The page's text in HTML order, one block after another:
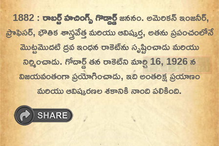
Skip
to
content
On This Day
Today in History | On This Day | This Day in
History | Today in India | What Happened
Today in India | Charitralo eroju | charitra lo
eroju |
1882 :రాబర్ట్ హచింగ్స్ గొడ్దార్డ్జననం. అమెరికన్ ఇంజనీర్,
ప్రొఫెసర్, భౌతిక శాస్త్రవేత్త మరియు ఆవిష్కర్త, అతను ప్రపంచంలోనే
మొట్టమొదటి ద్రవ ఇంధన రాకెట్‌ను సృష్టించాడు మరియు
నిర్మించాడు. గోదార్డ్ తన రాకెట్‌ని మార్చి 16, 1926 న
విజయవంతంగా ప్రయోగించాడు, ఇది అంతరిక్ష ప్రయాణం
మరియు ఆవిష్కరణల శకానికి నాంది పలికింది.